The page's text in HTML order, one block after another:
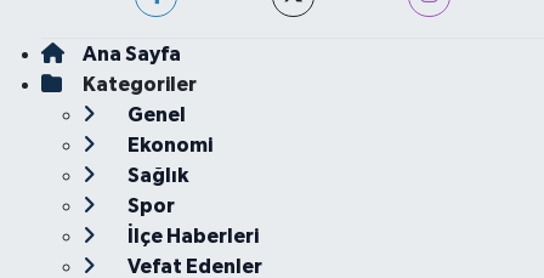
Ana Sayfa
Kategoriler
Genel
Ekonomi
Sağlık
Spor
İlçe Haberleri
Vefat Edenler